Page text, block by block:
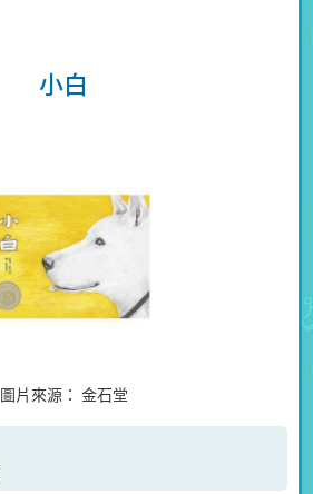
小白
圖片來源： 金石堂